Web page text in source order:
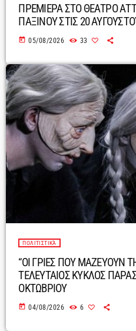
ΠΡΕΜΙΕΡΑ ΣΤΟ ΘΕΑΤΡΟ
ΠΑΞΙΝΟΥ ΣΤΙΣ 20
today 05/08/2026 33
ΠΟΛΙΤΙΣΤΙΚΆ
“ΟΙ ΓΡΙΕΣ ΠΟΥ ΜΑΖΕΥΟΥΝ
ΤΕΛΕΥΤΑΙΟΣ ΚΥΚΛΟΣ
ΟΚΤΩΒΡΙΟΥ
today 04/08/2026 6